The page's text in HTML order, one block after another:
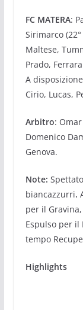
FC MATERA:
Sirimarco
Maltese,
Prado, Ferrara
A
Cirio, Lucas,
Arbitro:
Domenico
Genova.
Note:
biancazzurri.
per il
Espulso per il
tempo
Highlights